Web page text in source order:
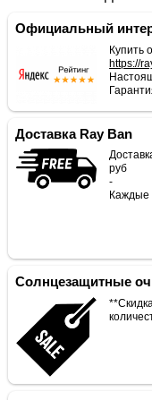
Официальный
Купить
https://
Доставка Ray Ban
руб
-
Каждые
Солнцезащитные